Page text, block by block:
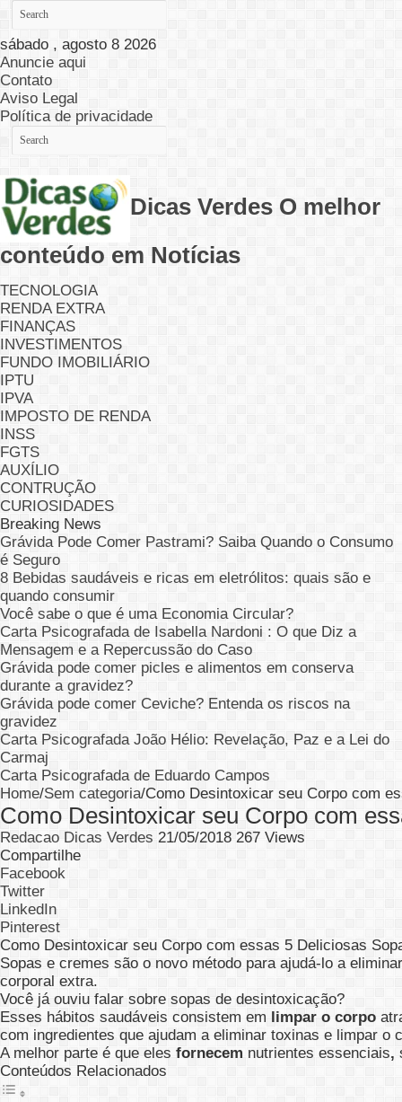
sábado , agosto 8 2026
Anuncie aqui
Contato
Aviso Legal
Política de privacidade
Dicas Verdes O melhor
conteúdo em Notícias
TECNOLOGIA
RENDA EXTRA
FINANÇAS
INVESTIMENTOS
FUNDO IMOBILIÁRIO
IPTU
IPVA
IMPOSTO DE RENDA
INSS
FGTS
AUXÍLIO
CONTRUÇÃO
CURIOSIDADES
Breaking News
Grávida Pode Comer Pastrami? Saiba Quando o Consumo
é Seguro
8 Bebidas saudáveis e ricas em eletrólitos: quais são e
quando consumir
Você sabe o que é uma Economia Circular?
Carta Psicografada de Isabella Nardoni : O que Diz a
Mensagem e a Repercussão do Caso
Grávida pode comer picles e alimentos em conserva
durante a gravidez?
Grávida pode comer Ceviche? Entenda os riscos na
gravidez
Carta Psicografada João Hélio: Revelação, Paz e a Lei do
Carmaj
Carta Psicografada de Eduardo Campos
Home/Sem categoria/Como Desintoxicar seu Corpo com
Como Desintoxicar seu Corpo com
Redacao Dicas Verdes 21/05/2018 267 Views
Compartilhe
Facebook
Twitter
LinkedIn
Pinterest
Como Desintoxicar seu Corpo com essas 5 Deliciosas
Sopas e cremes são o novo método para ajudá-lo a
corporal extra.
Você já ouviu falar sobre sopas de desintoxicação?
Esses hábitos saudáveis ​​consistem em limpar o corpo
com ingredientes que ajudam a eliminar toxinas e limpar o
A melhor parte é que eles fornecem nutrientes essenciais,
Conteúdos Relacionados